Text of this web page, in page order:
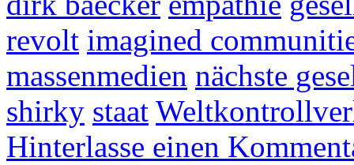
revolt imagined
massenmedien nächste
shirky staat
Hinterlasse einen